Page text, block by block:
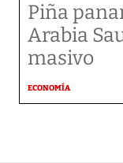
Piña
Arabia
masivo
ECONOMÍA